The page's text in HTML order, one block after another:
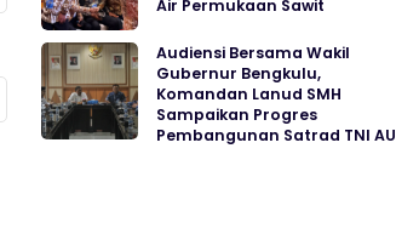
Air Permukaan Sawit
Audiensi Bersama Wakil
Gubernur Bengkulu,
Komandan Lanud SMH
Sampaikan Progres
Pembangunan Satrad TNI AU